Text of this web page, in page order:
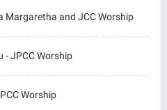
Margaretha and JCC Worship
- JPCC Worship
Worship